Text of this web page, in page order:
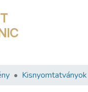
Kisnyomtatványok